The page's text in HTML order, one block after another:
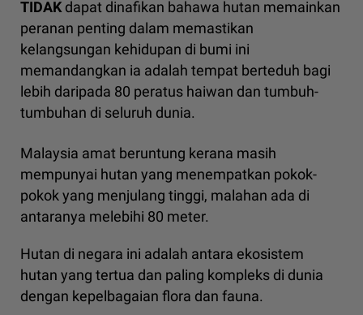
TIDAK dapat dinafikan bahawa hutan memainkan
peranan penting dalam memastikan
kelangsungan kehidupan di bumi ini
memandangkan ia adalah tempat berteduh bagi
lebih daripada 80 peratus haiwan dan tumbuh-
tumbuhan di seluruh dunia.
Malaysia amat beruntung kerana masih
mempunyai hutan yang menempatkan pokok-
pokok yang menjulang tinggi, malahan ada di
antaranya melebihi 80 meter.
Hutan di negara ini adalah antara ekosistem
hutan yang tertua dan paling kompleks di dunia
dengan kepelbagaian flora dan fauna.